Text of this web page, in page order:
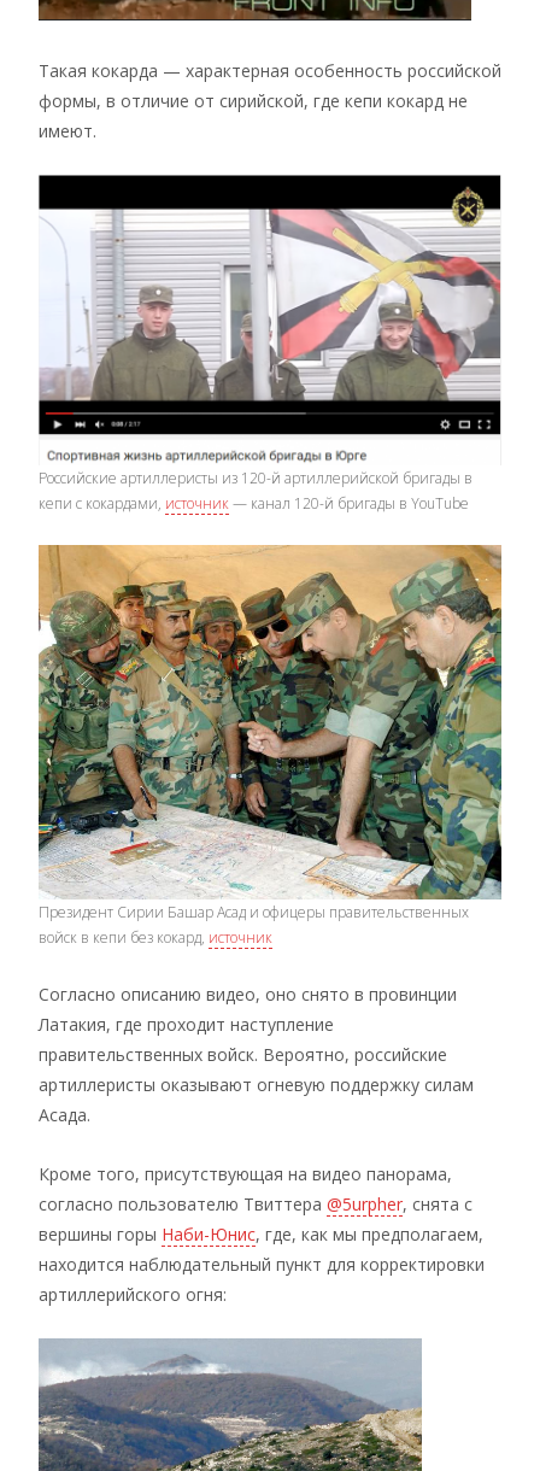
Такая кокарда — характерная особенность российской
формы, в отличие от сирийской, где кепи кокард не
имеют.
Российские артиллеристы из 120-й артиллерийской бригады в
кепи с кокардами, источник— канал 120-й бригады в YouTube
Президент Сирии Башар Асад и офицеры правительственных
войск в кепи без кокард, источник
Согласно описанию видео, оно снято в провинции
Латакия, где проходит наступление
правительственных войск. Вероятно, российские
артиллеристы оказывают огневую поддержку силам
Асада.
Кроме того, присутствующая на видео панорама,
согласно пользователю Твиттера @5urpher, снята с
вершины горы Наби-Юнис, где, как мы предполагаем,
находится наблюдательный пункт для корректировки
артиллерийского огня: